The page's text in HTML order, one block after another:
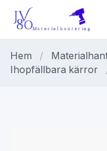
Hem /
Ihopfällbara kärror